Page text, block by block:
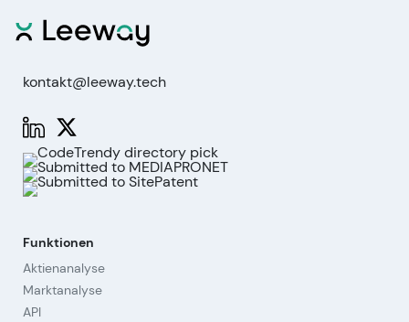
kontakt@leeway.tech
Funktionen
Aktienanalyse
Marktanalyse
API